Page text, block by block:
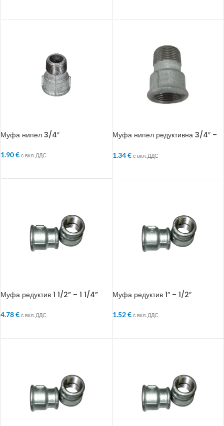
Муфа нипел 3/4″
1.90€ с вкл. ДДС
Муфа нипел редуктивна 3/4″ –
1.34€ с вкл. ДДС
Муфа редуктив 1 1/2” – 1 1/4”
4.78€ с вкл. ДДС
Муфа редуктив 1″ – 1/2″
1.52€ с вкл. ДДС